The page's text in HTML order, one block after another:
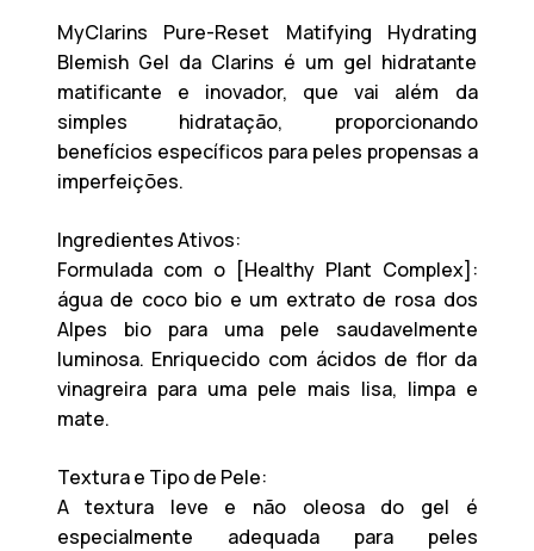
MyClarins Pure-Reset Matifying Hydrating
Blemish Gel da Clarins é um gel hidratante
matificante e inovador, que vai além da
simples hidratação, proporcionando
benefícios específicos para peles propensas a
imperfeições.
Ingredientes Ativos:
Formulada com o [Healthy Plant Complex]:
água de coco bio e um extrato de rosa dos
Alpes bio para uma pele saudavelmente
luminosa. Enriquecido com ácidos de flor da
vinagreira para uma pele mais lisa, limpa e
mate.
Textura e Tipo de Pele:
A textura leve e não oleosa do gel é
especialmente adequada para peles